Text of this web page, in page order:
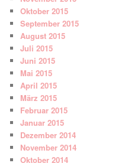
Oktober 2015
September 2015
August 2015
Juli 2015
Juni 2015
Mai 2015
April 2015
März 2015
Februar 2015
Januar 2015
Dezember 2014
November 2014
Oktober 2014